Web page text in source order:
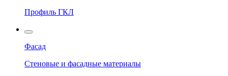
Профиль ГКЛ
Фасад
Стеновые и фасадные материалы